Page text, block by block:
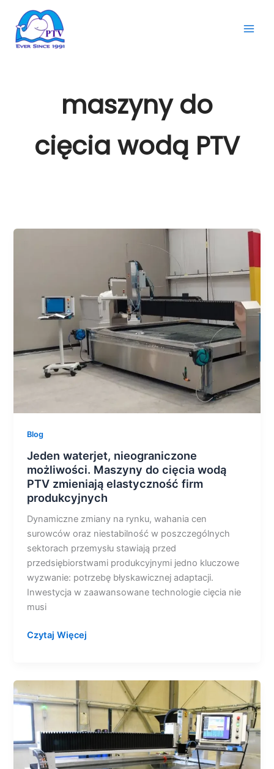
treści
maszyny do
cięcia wodą PTV
Blog
Jeden waterjet, nieograniczone
możliwości. Maszyny do cięcia wodą
PTV zmieniają elastyczność firm
produkcyjnych
Dynamiczne zmiany na rynku, wahania cen
surowców oraz niestabilność w poszczególnych
sektorach przemysłu stawiają przed
przedsiębiorstwami produkcyjnymi jedno kluczowe
wyzwanie: potrzebę błyskawicznej adaptacji.
Inwestycja w zaawansowane technologie cięcia nie
musi
Maszyny
cięcia
PTV
zmieniają
elastyczność
produkcyjnych
Czytaj Więcej
poziom
optymalizacji
cięcia
waterjetem.
Moduł